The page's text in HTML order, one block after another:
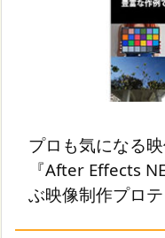
プロも気になる
『After Effects
ぶ映像制作プロテ